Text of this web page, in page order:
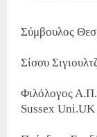
Σύμβουλος
Σίσσυ
Φιλόλογος
Sussex Uni.UK